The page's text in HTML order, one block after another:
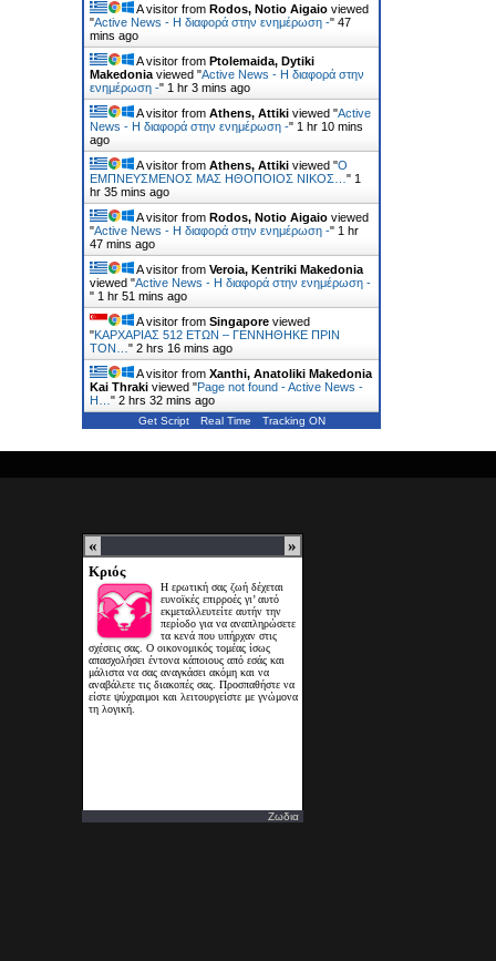
A visitor from Rodos, Notio Aigaio viewed
"Active News - Η διαφορά στην ενημέρωση -" 47
mins ago
A visitor from Ptolemaida, Dytiki
Makedoniaviewed "Active News - Η διαφορά στην
ενημέρωση -" 1 hr 3 mins ago
A visitor from Athens, Attiki viewed "Active
News - Η διαφορά στην ενημέρωση -" 1 hr 10 mins
ago
A visitor from Athens, Attiki viewed "Ο
ΕΜΠΝΕΥΣΜΕΝΟΣ ΜΑΣ ΗΘΟΠΟΙΟΣ ΝΙΚΟΣ…" 1
hr 35 mins ago
A visitor from Rodos, Notio Aigaio viewed
"Active News - Η διαφορά στην ενημέρωση -" 1 hr
47 mins ago
A visitor from Veroia, Kentriki Makedonia
viewed "Active News - Η διαφορά στην ενημέρωση -
" 1 hr 51 mins ago
A visitor from Singapore viewed
"ΚΑΡΧΑΡΙΑΣ 512 ΕΤΩΝ – ΓΕΝΝΗΘΗΚΕ ΠΡΙΝ
ΤΟΝ…" 2 hrs 16 mins ago
A visitor from Xanthi, Anatoliki Makedonia
Kai Thraki viewed "Page not found - Active News -
Η…" 2 hrs 32 mins ago
Get Script Real Time Tracking ON
Ζωδια